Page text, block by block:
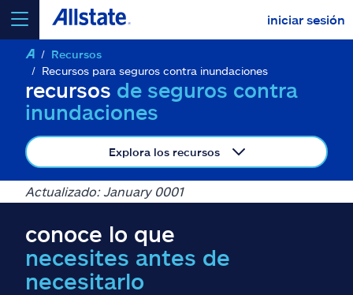
iniciar sesión
seleccionar un producto paracotizar
Select a Product
Seguros y más
Recursos
Recursos para seguros contra inundaciones
recursos de seguros contra
inundaciones
Explora los recursos
Actualizado: January 0001
conoce lo que
necesites antes de
necesitarlo